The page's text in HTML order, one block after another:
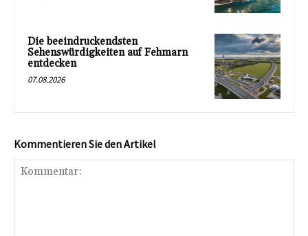
Die beeindruckendsten
Sehenswürdigkeiten auf Fehmarn
entdecken
07.08.2026
Kommentieren Sie den Artikel